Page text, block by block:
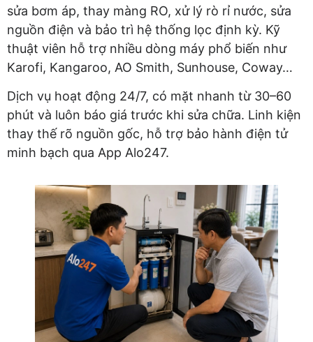
sửa bơm áp, thay màng RO, xử lý rò rỉ nước, sửa
nguồn điện và bảo trì hệ thống lọc định kỳ. Kỹ
thuật viên hỗ trợ nhiều dòng máy phổ biến như
Karofi, Kangaroo, AO Smith, Sunhouse, Coway…
Dịch vụ hoạt động 24/7, có mặt nhanh từ 30–60
phút và luôn báo giá trước khi sửa chữa. Linh kiện
thay thế rõ nguồn gốc, hỗ trợ bảo hành điện tử
minh bạch qua App Alo247.